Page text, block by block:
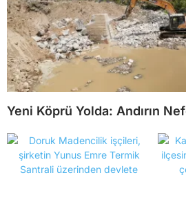
Yeni Köprü Yolda: Andırın